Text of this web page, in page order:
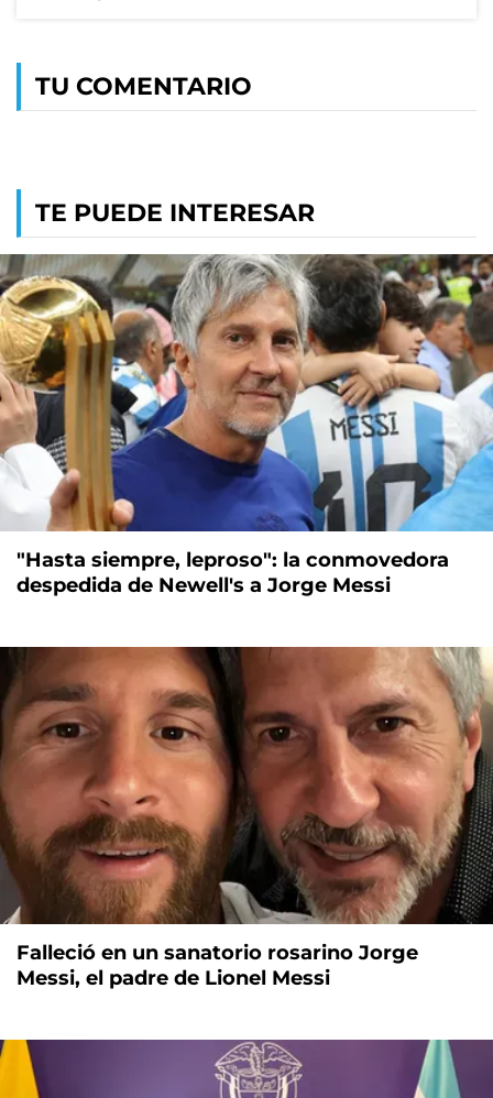
TU COMENTARIO
TE PUEDE INTERESAR
"Hasta siempre, leproso": la conmovedora
despedida de Newell's a Jorge Messi
Falleció en un sanatorio rosarino Jorge
Messi, el padre de Lionel Messi